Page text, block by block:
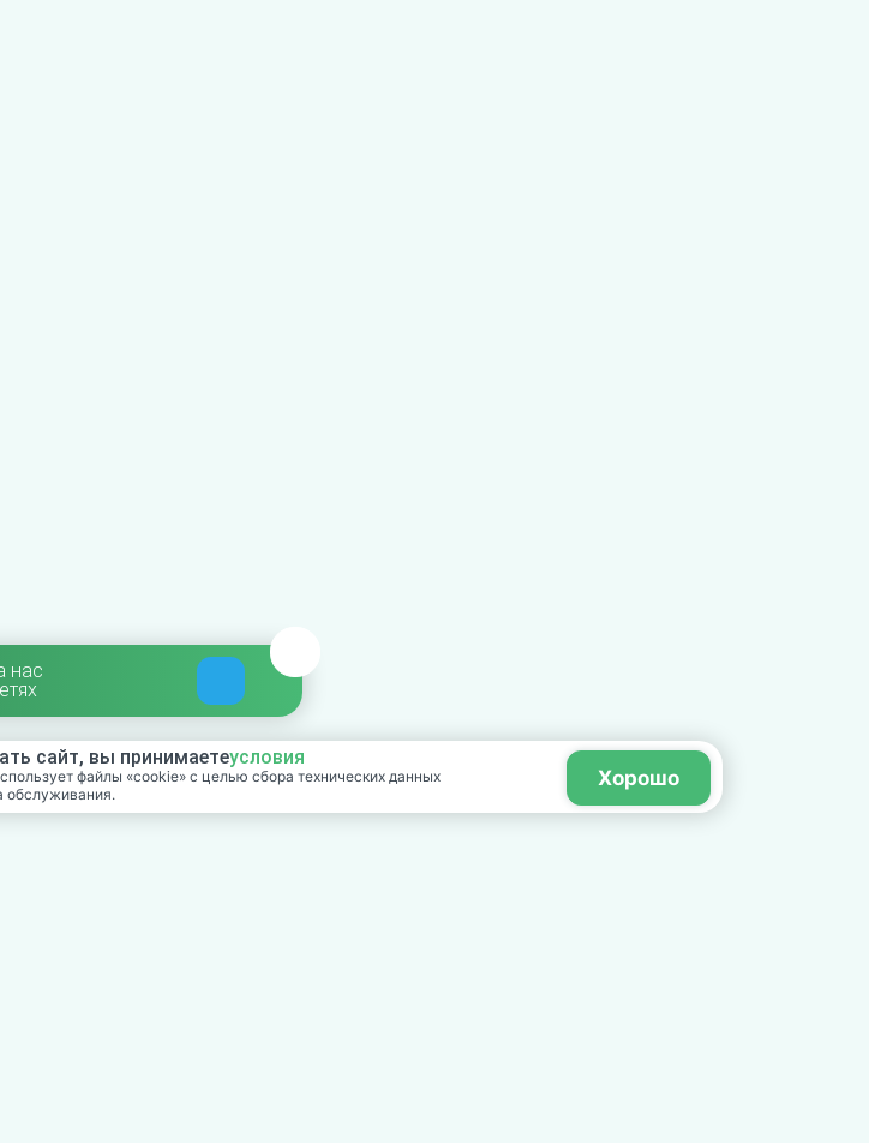
нас
сайт, вы принимаетеусловия
Хорошо
файлы «cookie» с целью сбора технических данных
обслуживания.